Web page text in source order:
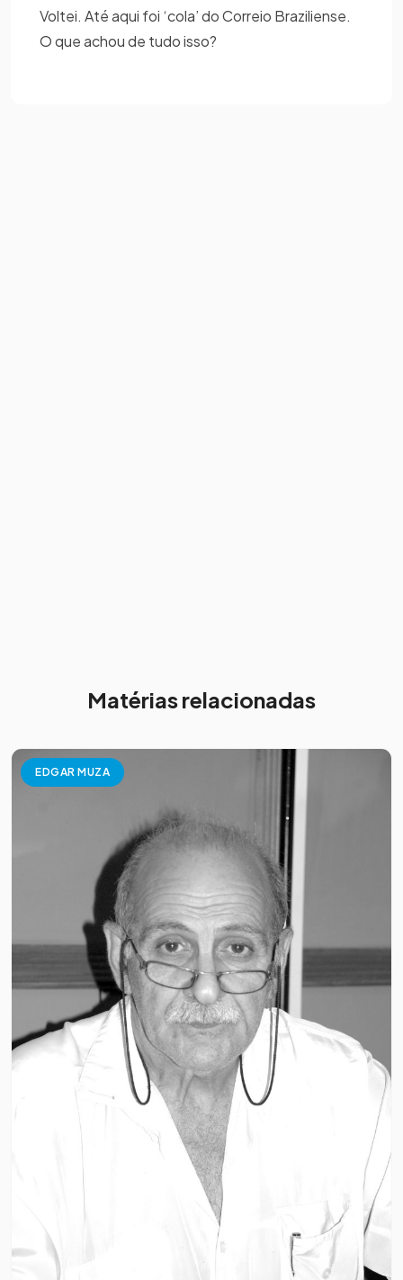
Voltei. Até aqui foi ‘cola’ do Correio Braziliense.
O que achou de tudo isso?
Matérias relacionadas
EDGAR MUZA